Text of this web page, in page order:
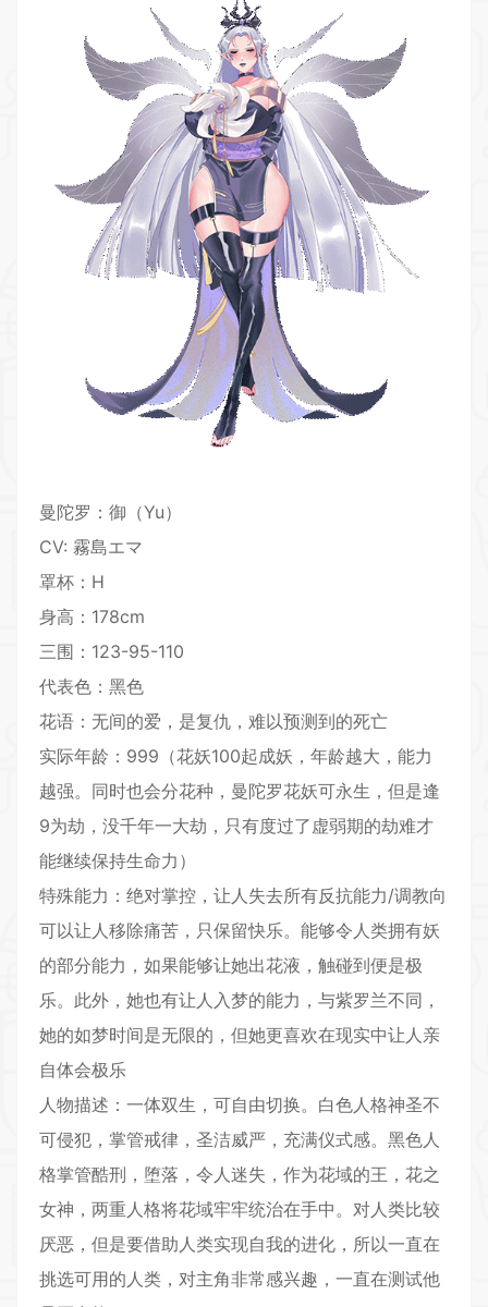
曼陀罗：御（Yu）
CV: 霧島エマ
罩杯：H
身高：178cm
三围：123-95-110
代表色：黑色
花语：无间的爱，是复仇，难以预测到的死亡
实际年龄：999（花妖100起成妖，年龄越大，能力
越强。同时也会分花种，曼陀罗花妖可永生，但是逢
9为劫，没千年一大劫，只有度过了虚弱期的劫难才
能继续保持生命力）
特殊能力：绝对掌控，让人失去所有反抗能力/调教向
可以让人移除痛苦，只保留快乐。能够令人类拥有妖
的部分能力，如果能够让她出花液，触碰到便是极
乐。此外，她也有让人入梦的能力，与紫罗兰不同，
她的如梦时间是无限的，但她更喜欢在现实中让人亲
自体会极乐
人物描述：一体双生，可自由切换。白色人格神圣不
可侵犯，掌管戒律，圣洁威严，充满仪式感。黑色人
格掌管酷刑，堕落，令人迷失，作为花域的王，花之
女神，两重人格将花域牢牢统治在手中。对人类比较
厌恶，但是要借助人类实现自我的进化，所以一直在
挑选可用的人类，对主角非常感兴趣，一直在测试他